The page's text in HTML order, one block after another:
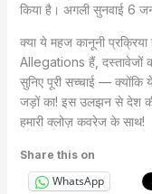
किया है। अगली सुनवाई 6
क्या ये महज कानूनी
Allegations हैं, दस्तावेजों
सुनिए पूरी सच्चाई — क्योंकि
जड़ों का! इस उलझन से देश
हमारी क्लोज़ कवरेज के साथ!
Share this on
WhatsApp